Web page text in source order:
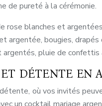
de pureté à la cérémonie.
rose blanches et
argentée, bougies, drapés
pluie de
DÉTENTE EN
où vos invités